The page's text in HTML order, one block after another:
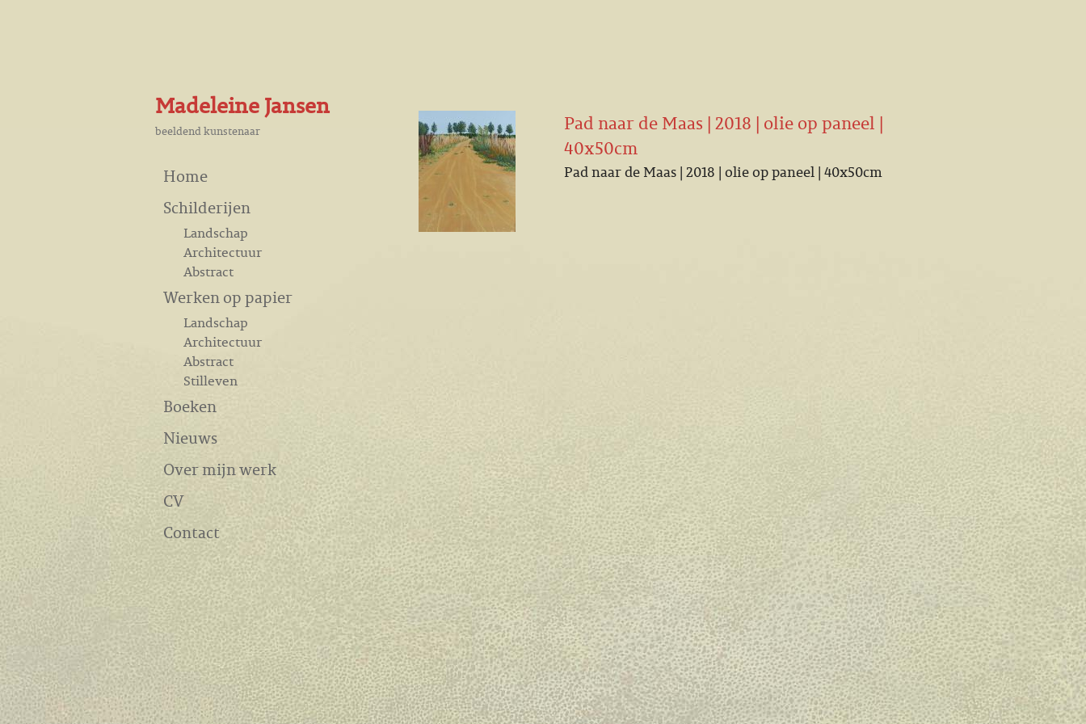
Pad naar de Maas | 2018 | olie op paneel |
40x50cm
Pad naar de Maas | 2018 | olie op paneel | 40x50cm
Madeleine Jansen
beeldend kunstenaar
Home
Schilderijen
Landschap
Architectuur
Abstract
Werken op papier
Landschap
Architectuur
Abstract
Stilleven
Boeken
Nieuws
Over mijn werk
CV
Contact